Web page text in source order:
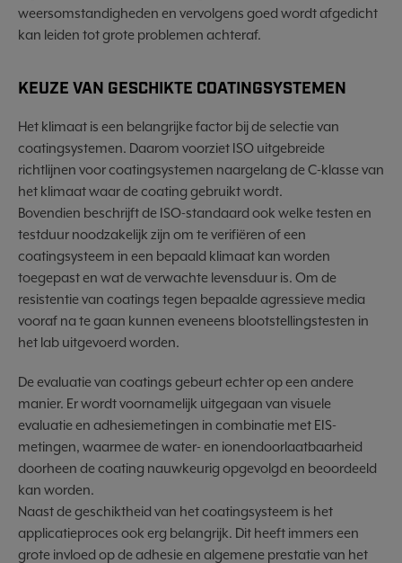
weersomstandigheden en vervolgens goed wordt afgedicht
kan leiden tot grote problemen achteraf.
KEUZE VAN GESCHIKTE COATINGSYSTEMEN
Het klimaat is een belangrijke factor bij de selectie van
coatingsystemen. Daarom voorziet ISO uitgebreide
richtlijnen voor coatingsystemen naargelang de C-klasse van
het klimaat waar de coating gebruikt wordt.
Bovendien beschrijft de ISO-standaard ook welke testen en
testduur noodzakelijk zijn om te verifiëren of een
coatingsysteem in een bepaald klimaat kan worden
toegepast en wat de verwachte levensduur is. Om de
resistentie van coatings tegen bepaalde agressieve media
vooraf na te gaan kunnen eveneens blootstellingstesten in
het lab uitgevoerd worden.
De evaluatie van coatings gebeurt echter op een andere
manier. Er wordt voornamelijk uitgegaan van visuele
evaluatie en adhesiemetingen in combinatie met EIS-
metingen, waarmee de water- en ionendoorlaatbaarheid
doorheen de coating nauwkeurig opgevolgd en beoordeeld
kan worden.
Naast de geschiktheid van het coatingsysteem is het
applicatieproces ook erg belangrijk. Dit heeft immers een
grote invloed op de adhesie en algemene prestatie van het